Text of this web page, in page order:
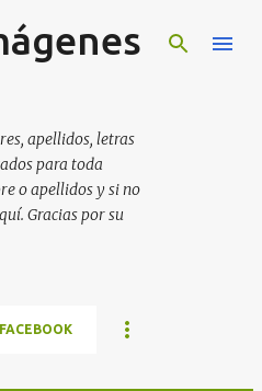
principal
apellidos, letras
para toda
o apellidos y si no
Gracias por su
FACEBOOK